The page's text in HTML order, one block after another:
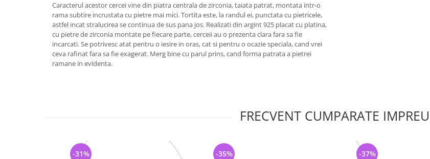
Caracterul acestor cercei vine din piatra centrala de zirconia, taiata patrat, montata intr-o
rama subtire incrustata cu pietre mai mici. Tortita este, la randul ei, punctata cu pietricele,
astfel incat stralucirea se continua de sus pana jos. Realizati din argint 925 placat cu platina,
cu pietre de zirconia montate pe fiecare parte, cerceii au o prezenta clara fara sa fie
incarcati. Se potrivesc atat pentru o iesire in oras, cat si pentru o ocazie speciala, cand vrei
ceva rafinat fara sa fie exagerat. Merg bine cu parul prins, cand forma patrata a pietrei
ramane in evidenta.
FRECVENT CUMPARATE
-31% -35% -37%